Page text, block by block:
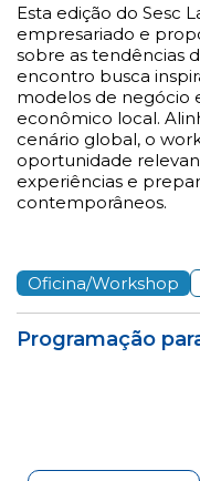
Esta edição do Sesc
empresariado e
sobre as tendências
encontro busca
modelos de negócio
econômico local.
cenário global, o
oportunidade
experiências e
contemporâneos.
Oficina/Workshop
Programação